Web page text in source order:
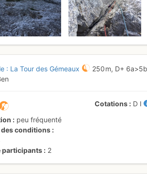
: La Tour des Gémeaux 250 m, D+ 6a
peu fréquenté
conditions
participants
2
Cotations D I